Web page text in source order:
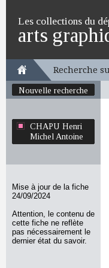
Les collections du
arts
Recherche
Nouvelle recherche
CHAPU Henri
Michel Antoine
Mise à jour de la fiche
24/09/2024
Attention, le contenu de
cette fiche ne reflète
pas nécessairement le
dernier état du savoir.